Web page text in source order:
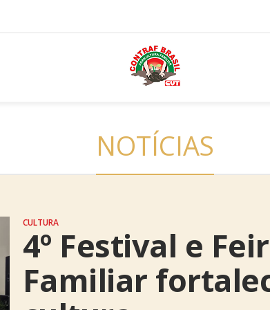
NOTÍCIAS
CULTURA
4º Festival e
Familiar